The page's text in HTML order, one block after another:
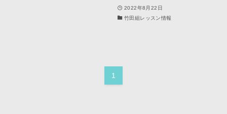
2022年8月22日
竹田組レッスン情報
1